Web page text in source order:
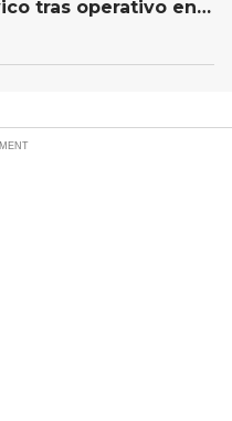
tras operativo en